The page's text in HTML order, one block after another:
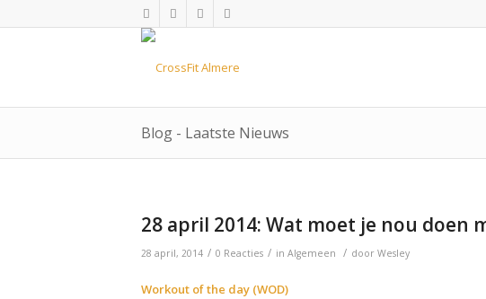
Blog - Laatste Nieuws
28 april 2014: Wat moet je nou doen
28 april, 2014 / 0 Reacties / in Algemeen / door Wesley
Workout of the day (WOD)